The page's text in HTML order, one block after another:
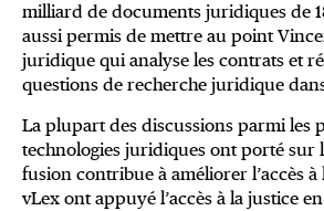
milliard de documents juridiques de
aussi permis de mettre au point
juridique qui analyse les contrats et
questions de recherche juridique
La plupart des discussions parmi les
technologies juridiques ont porté sur
fusion contribue à améliorer l’accès à
vLex ont appuyé l’accès à la justice